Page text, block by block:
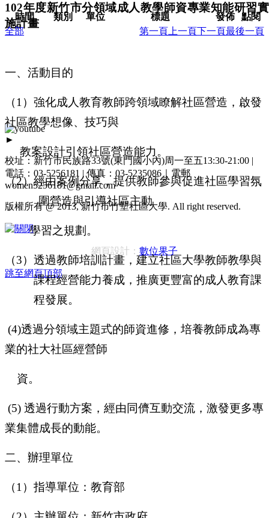
102年度新竹市分領域成人教學師資專業知能研習實
施計畫
一、 活動目的
（1 ）強化成人教育教師跨領域瞭解社區營造，啟發
社區教學想像、技巧與
教案設計引領社區營造能力。
（2）經由案例分享，提供教師參與促進社區學習氛
圍營造與引導社區主動
學習之規劃。
（3） 透過教師培訓計畫，建立社區大學教師教學與
課程經營能力養成，推廣更豐富的成人教育課
程發展。
(4)透過分領域主題式的師資進修，培養教師成為專
業的社大社區經營師
資。
(5) 透過行動方案，經由同儕互動交流，激發更多專
業集體成長的動能。
二、辦理單位
（1 ）指導單位：教育部
時間 類別 單位 標題 發佈
點閱
全部
第一頁 上一頁下一頁最後一頁
►
校址：新竹市民族路33號(東門國小內)周一至五13:30-21:00 |
電話：03-5256181 | 傳真：03-5235086｜電郵
women5256181@gmail.com
版權所有 @ 2013, 新竹市竹塹社區大學. All right reserved.
網頁設計： 數位果子
跳至網頁頂部